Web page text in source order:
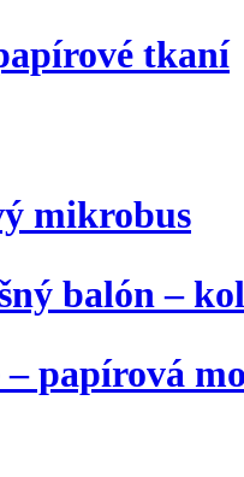
tkaní
mikrobus
balón –
– papírová